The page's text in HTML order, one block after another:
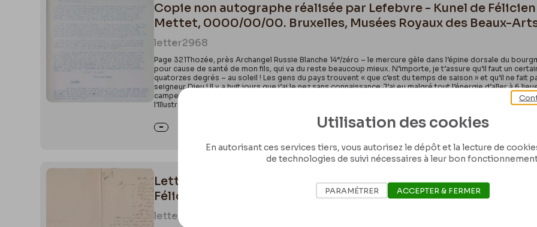
Copie non autographe réalisée par Lefebvre - Kunel de
Mettet, 0000/00/00. Bruxelles, Musées Royaux des Beaux-
letter2968
Page 321Thozée, près Archangel Russie Blanche 14°/zéro – le mercure gèle dans l’épine dorsale du
pour cause de santé de mon fils, qui va du reste beaucoup mieux. N’importe, je t’assure qu’il faut un
quatorzes degrés – au soleil ! Les gens du pays trouvent « que c’est du temps de saison » et qu’il ne fait
seigneur Dieu ! Il y a huit jours que j’ai le nez sans connaissance.J’ai eu malgré tout l’énergie d’aller à 6
campements des francs-tireurs dans la neige qui feraient rêver Salvator Rosa. C’est superbe de
l’Illustration de Londres. – Espérons que je trouverai un graveur un peu propre, s’il y a des garveurs
Lettre de Félicien Rops à [Henri] [Liesse]. [Paris], 1875/05/00.
Félicien Rops, LEpr/12
letter
Utilisation des cookies
En autorisant ces services tiers, vous autorisez le dépôt et la lecture de
de technologies de suivi nécessaires à leur bon
PARAMÉTRER ACCEPTER & FERMER